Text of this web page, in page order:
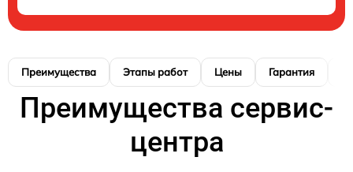
Преимущества Этапы работ Цены Гарантия
Преимущества сервис-
центра